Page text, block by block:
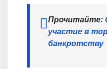
Прочитайте:
участие в
банкротству